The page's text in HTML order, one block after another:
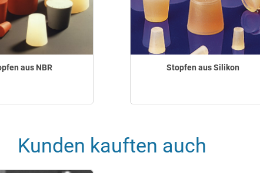
aus NBR Stopfen aus Silikon
Kunden kauften auch